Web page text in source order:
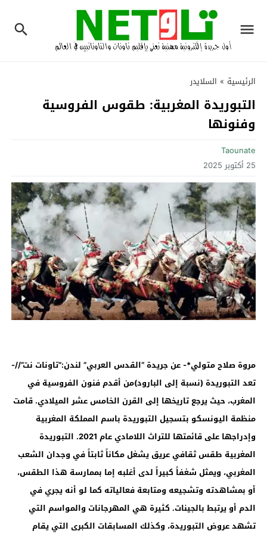
الرئيسية » السلايدر
التبوريدة المغربية: طقوس الفروسية
وفنونها
Taounate
25 أكتوبر 2025
مروة صلاح متولي*- عن جريدة “القدس العربي” لندن:”تاونات نت”//-
تعد التبوريدة (نسبة إلى البارود)من أقدم فنون الفروسية في
المغرب، حيث يرجع تاريخها إلى القرن الخامس عشر الميلادي. قامت
منظمة اليونسكو بتسجيل التبوريدة باسم المملكة المغربية
وإدراجها على قائمتها للتراث اللامادي عام 2021. التبوريدة
المغربية طقس ثقافي عريق يشغل مكاناً ثابتاً في وجدان الشعب
المغربي، ويمثل شغفاً كبيراً لدى أغلبه إما بممارسة هذا الطقس،
أو بمشاهدته وتشجيعه ومتابعة فعالياته كما لو أنه يجري في
الدم أو يرتبط بالجينات. كثيرة هي المهرجانات والمواسم التي
تشهد عروض التبوريدة، وكذلك المسابقات الكبرى التي يقام